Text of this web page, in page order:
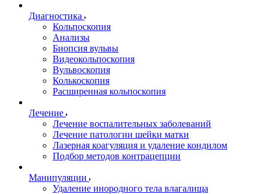
Диагностика
Кольпоскопия
Анализы
Биопсия вульвы
Видеокольпоскопия
Вульвоскопия
Колькоскопия
Расширенная кольпоскопия
Лечение
Лечение воспалительных заболеваний
Лечение патологии шейки матки
Лазерная коагуляция и удаление кондилом
Подбор методов контрацепции
Манипуляции
Удаление инородного тела влагалища